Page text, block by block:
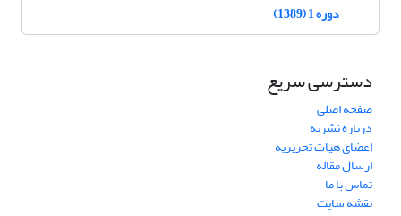
دوره 1 (1389)
دسترسی سریع
صفحه اصلی
درباره نشریه
اعضای هیات تحریریه
ارسال مقاله
تماس با ما
نقشه سایت